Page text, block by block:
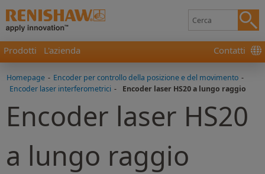
Prodotti L'azienda Contatti
Homepage - Encoder per controllo della posizione e del movimento -
Encoder laser interferometrici - Encoder laser HS20 a lungo raggio
Encoder laser HS20
a lungo raggio